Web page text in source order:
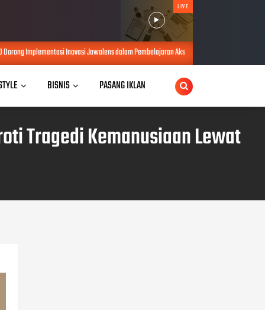
LIVE
Jawalens dalam Pembelajaran Aksara Jawa AUG 06, 2026
BISNIS PASANG IKLAN
Tragedi Kemanusiaan Lewat